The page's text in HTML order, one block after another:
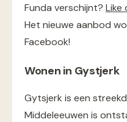
Funda verschijnt? Like
Het nieuwe aanbod
Facebook!
Wonen in Gystjerk
Gytsjerk is een
Middeleeuwen is